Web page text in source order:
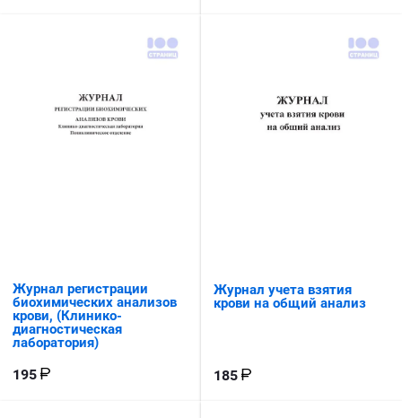
Журнал регистрации
биохимических анализов
крови, (Клинико-
диагностическая
лаборатория)
195
Журнал учета взятия
крови на общий анализ
185